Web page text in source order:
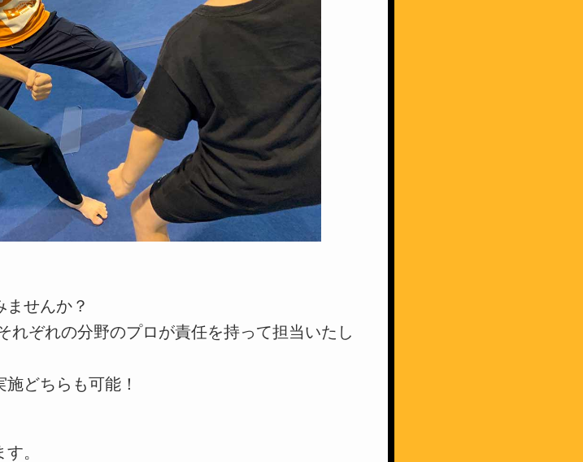
ませんか？
れぞれの分野のプロが責任を持って担当いたし
どちらも可能！
。